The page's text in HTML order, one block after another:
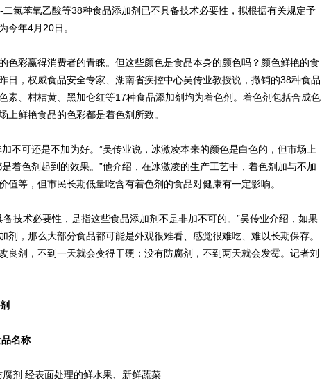
氯苯氧乙酸等38种食品添加剂已不具备技术必要性，拟根据有关规定予
今年4月20日。
彩赢得消费者的青睐。但这些颜色是食品本身的颜色吗？颜色鲜艳的食
日，权威食品安全专家、湖南省疾控中心吴传业教授说，撤销的38种食品
素、柑桔黄、黑加仑红等17种食品添加剂均为着色剂。着色剂包括合成色
上鲜艳食品的色彩都是着色剂所致。
可还是不加为好。”吴传业说，冰激凌本来的颜色是白色的，但市场上
着色剂起到的效果。”他介绍，在冰激凌的生产工艺中，着色剂加与不加
值等，但市民长期低量吃含有着色剂的食品对健康有一定影响。
术必要性，是指这些食品添加剂不是非加不可的。”吴传业介绍，如果
剂，那么大部分食品都可能是外观很难看、感觉很难吃、难以长期保存。
良剂，不到一天就会变得干硬；没有防腐剂，不到两天就会发霉。记者刘
名称
经表面处理的鲜水果、新鲜蔬菜